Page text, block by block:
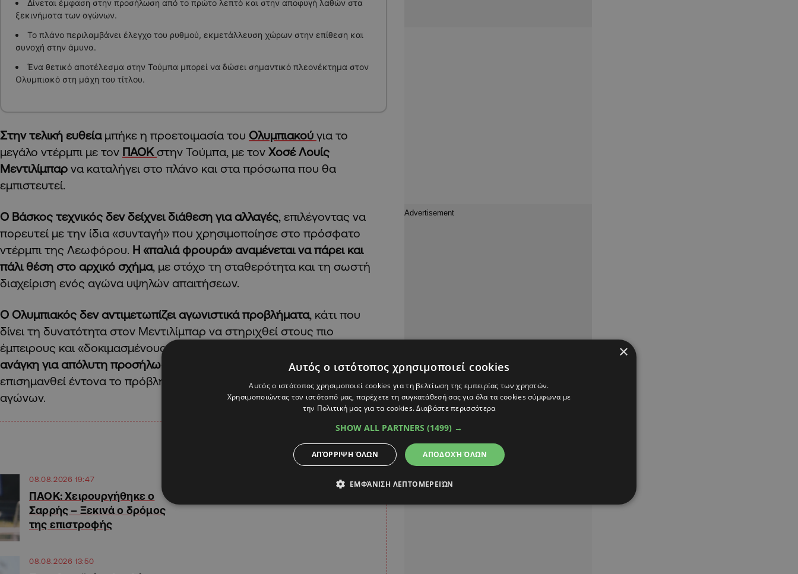
Δίνεται έμφαση στην προσήλωση από το πρώτο λεπτό και στην αποφυγή λαθών στα
ξεκινήματα των αγώνων.
Το πλάνο περιλαμβάνει έλεγχο του ρυθμού, εκμετάλλευση χώρων στην επίθεση και
συνοχή στην άμυνα.
Ένα θετικό αποτέλεσμα στην Τούμπα μπορεί να δώσει σημαντικό πλεονέκτημα στον
Ολυμπιακό στη μάχη του τίτλου.
Στην τελική ευθείαμπήκε η προετοιμασία του Ολυμπιακού για το
μεγάλο ντέρμπι με τον ΠΑΟΚ στην Τούμπα, με τον Χοσέ Λουίς
Μεντιλίμπαρ να καταλήγει στο πλάνο και στα πρόσωπα που θα
εμπιστευτεί.
Ο Βάσκος τεχνικός δεν δείχνει διάθεση για αλλαγές, επιλέγοντας να
πορευτεί με την ίδια «συνταγή» που χρησιμοποίησε στο πρόσφατο
ντέρμπι της Λεωφόρου. Η «παλιά φρουρά» αναμένεται να πάρει και
πάλι θέση στο αρχικό σχήμα, με στόχο τη σταθερότητα και τη σωστή
διαχείριση ενός αγώνα υψηλών απαιτήσεων.
Ο Ολυμπιακός δεν αντιμετωπίζει αγωνιστικά προβλήματα, κάτι που
δίνει τη δυνατότητα στον Μεντιλίμπαρ να στηριχθεί στους πιο
έμπειρους και «δοκιμασμένους» παίκτες του.
ανάγκη για απόλυτη προσήλωση
από το πρώτο λεπτό, καθώς έχει
επισημανθεί έντονα το πρόβλημα συγκέντρωσης στα ξεκινήματα των
αγώνων.
08.08.2026 19:47
ΠΑΟΚ: Χειρουργήθηκε ο
Σαρρής – Ξεκινά ο δρόμος
της επιστροφής
08.08.2026 13:50
×
Αυτός ο ιστότοπος χρησιμοποιεί cookies
Αυτός ο ιστότοπος χρησιμοποιεί cookies για τη βελτίωση της εμπειρίας των χρηστών.
Χρησιμοποιώντας τον ιστότοπό μας, παρέχετε τη συγκατάθεσή σας για όλα τα cookies σύμφωνα με
την Πολιτική μας για τα cookies.Διαβάστε περισσότερα
SHOW ALL PARTNERS (1499) →
ΑΠΟΔΟΧΉ ΌΛΩΝ
ΑΠΌΡΡΙΨΗ ΌΛΩΝ
ΕΜΦΆΝΙΣΗ ΛΕΠΤΟΜΕΡΕΙΏΝ